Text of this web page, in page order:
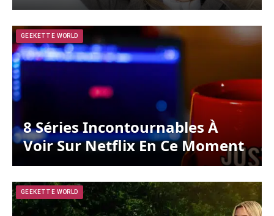
GEEKETTE WORLD
8 Séries Incontournables À
Voir Sur Netflix En Ce Moment
GEEKETTE WORLD